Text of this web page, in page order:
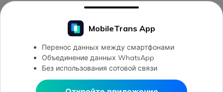
MobileTrans App
Перенос данных между смартфонами
Объединение данных WhatsApp
Без использования сотовой связи